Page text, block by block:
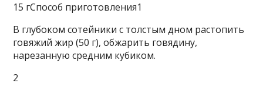
15 гСпособ приготовления1
В глубоком сотейники с толстым дном растопить
говяжий жир (50 г), обжарить говядину,
нарезанную средним кубиком.
2